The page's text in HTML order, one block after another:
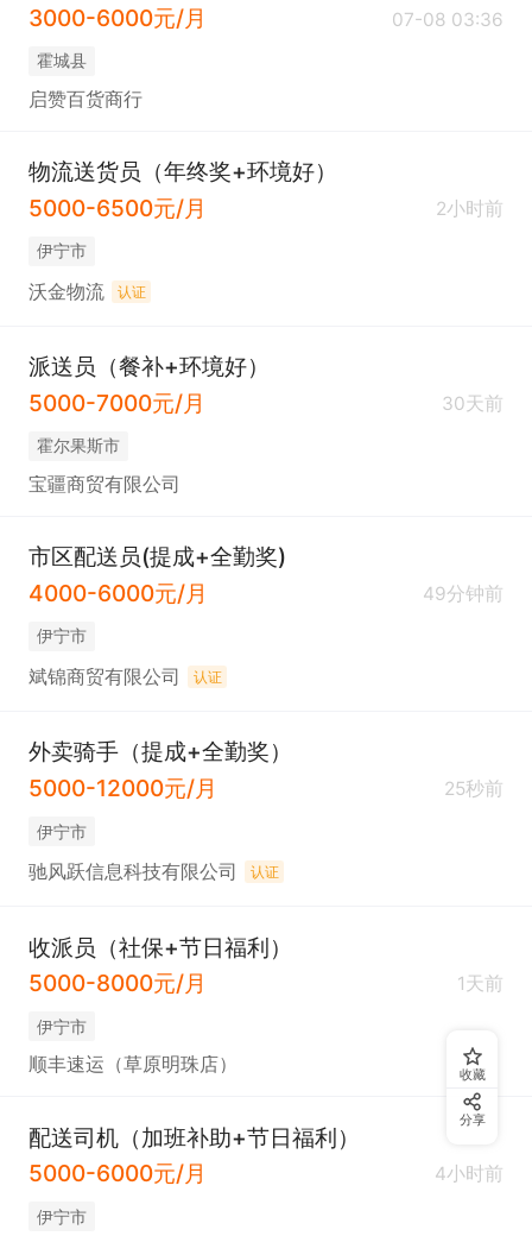
3000-6000元/月
07-08 03:36
霍城县
启赞百货商行
物流送货员（年终奖+环境好）
5000-6500元/月
2小时前
伊宁市
沃金物流 认证
派送员（餐补+环境好）
5000-7000元/月
30天前
霍尔果斯市
宝疆商贸有限公司
市区配送员(提成+全勤奖)
4000-6000元/月
49分钟前
伊宁市
斌锦商贸有限公司 认证
外卖骑手（提成+全勤奖）
5000-12000元/月
25秒前
伊宁市
驰风跃信息科技有限公司 认证
收派员（社保+节日福利）
5000-8000元/月
1天前
伊宁市
顺丰速运（草原明珠店）
配送司机（加班补助+节日福利）
5000-6000元/月
4小时前
伊宁市
收藏
分享